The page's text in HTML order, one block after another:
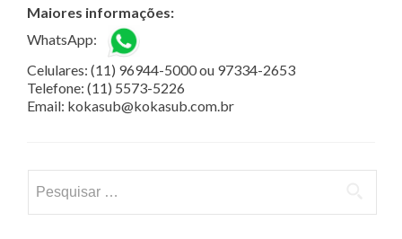
Maiores informações:
WhatsApp:
Celulares: (11) 96944-5000 ou 97334-2653
Telefone: (11) 5573-5226
Email: kokasub@kokasub.com.br
por: